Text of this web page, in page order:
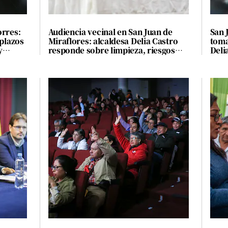
Audiencia vecinal en San Juan de
Miraflores: alcaldesa Delia Castro
responde sobre limpieza, riesgos
San